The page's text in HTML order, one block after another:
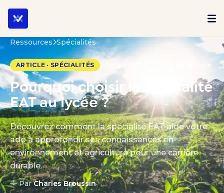
Ressources Spécialités
ARTICLE · SPÉCIALITÉS
Pourquoi choisir la spécialité
EAT au lycée ?
Découvrez comment la spécialité EAT aide votre
ado à approfondir ses connaissances en
environnement et agriculture pour une carrière
durable.
— ParCharles Broussin